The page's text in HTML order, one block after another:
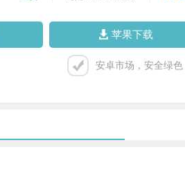
苹果下载
安卓市场，安全绿色